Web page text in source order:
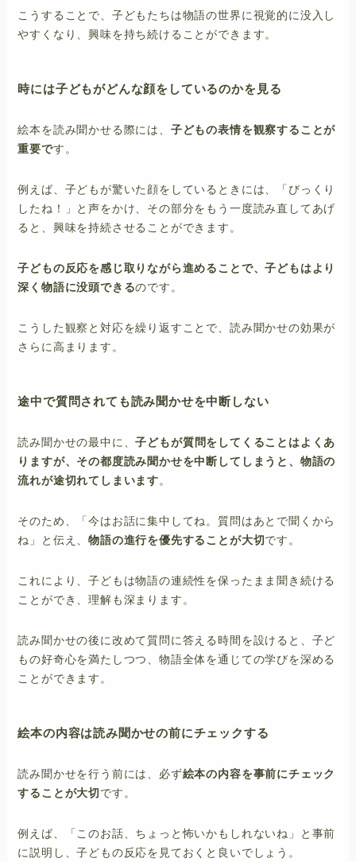
こうすることで、子どもたちは物語の世界に視覚的に没入し
やすくなり、興味を持ち続けることができます。
時には子どもがどんな顔をしているのかを見る
絵本を読み聞かせる際には、 子どもの表情を観察することが
重要です。
例えば、子どもが驚いた顔をしているときには、「びっくり
したね！」と声をかけ、その部分をもう一度読み直してあげ
ると、興味を持続させることができます。
子どもの反応を感じ取りながら進めることで、子どもはより
深く物語に没頭できるのです。
こうした観察と対応を繰り返すことで、読み聞かせの効果が
さらに高まります。
途中で質問されても読み聞かせを中断しない
読み聞かせの最中に、子どもが質問をしてくることはよくあ
りますが、その都度読み聞かせを中断してしまうと、物語の
流れが途切れてしまいます。
そのため、「今はお話に集中してね。質問はあとで聞くから
ね」と伝え、物語の進行を優先することが大切 です。
これにより、子どもは物語の連続性を保ったまま聞き続ける
ことができ、理解も深まります。
読み聞かせの後に改めて質問に答える時間を設けると、子ど
もの好奇心を満たしつつ、物語全体を通じての学びを深める
ことができます。
絵本の内容は読み聞かせの前にチェックする
読み聞かせを行う前には、必ず絵本の内容を事前にチェック
することが大切 です。
例えば、「このお話、ちょっと怖いかもしれないね」と事前
に説明し、子どもの反応を見ておくと良いでしょう。